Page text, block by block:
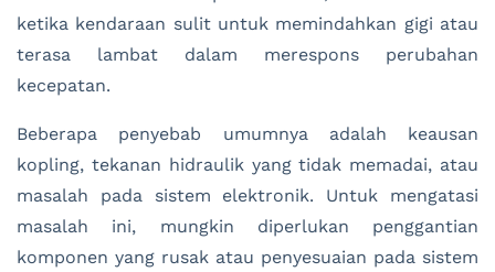
ketika kendaraan sulit untuk memindahkan gigi atau
terasa lambat dalam merespons perubahan
kecepatan.
Beberapa penyebab umumnya adalah keausan
kopling, tekanan hidraulik yang tidak memadai, atau
masalah pada sistem elektronik. Untuk mengatasi
masalah ini, mungkin diperlukan penggantian
komponen yang rusak atau penyesuaian pada sistem